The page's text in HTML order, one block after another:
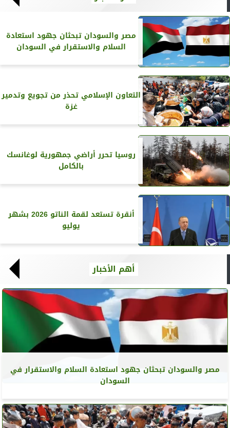
مصر والسودان تبحثان جهود استعادة
السلام والاستقرار في السودان
التعاون الإسلامي تحذر من تجويع وتدمير
غزة
روسيا تحرر أراضي جمهورية لوغانسك
بالكامل
أنقرة تستعد لقمة الناتو 2026 بشهر
يوليو
أهم الأخبار
مصر والسودان تبحثان جهود استعادة السلام والاستقرار في
السودان